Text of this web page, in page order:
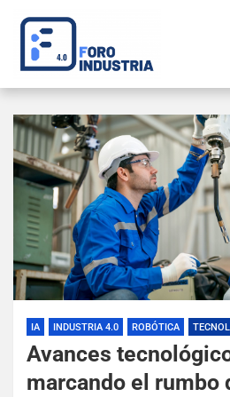
IA INDUSTRIA 4.0 ROBÓTICA
Avances
marcando el rumbo